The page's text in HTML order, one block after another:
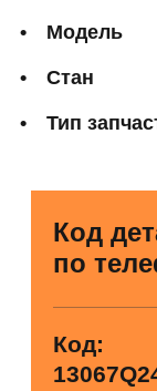
Модель
Стан
Тип
Код
по
Код: